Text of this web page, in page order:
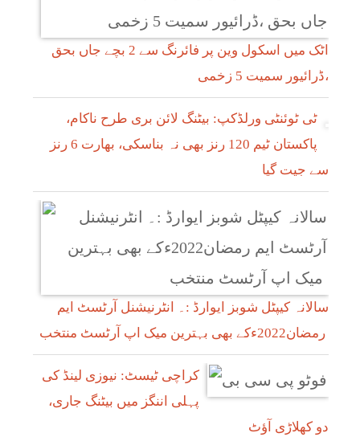
اٹک میں اسکول وین پر فائرنگ سے 2 بچے جاں بحق
،ڈرائیور سمیت 5 زخمی
ٹی ٹوئنٹی ورلڈکپ: بیٹنگ لائن بری طرح ناکام،
پاکستان ٹیم 120 رنز بھی نہ بناسکی، بھارت 6 رنز
سے جیت گیا
سالانہ کیپٹل شوبز ایوارڈ :۔ انٹرنیشنل آرٹسٹ ایم
کراچی ٹیسٹ: نیوزی لینڈ کی
پہلی اننگز میں بیٹنگ جاری،
دو کھلاڑی آؤٹ